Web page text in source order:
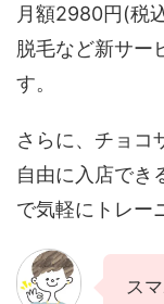
月額2980円(税
脱毛など新サー
す。
さらに、チョコ
自由に入店でき
で気軽にトレー
ス